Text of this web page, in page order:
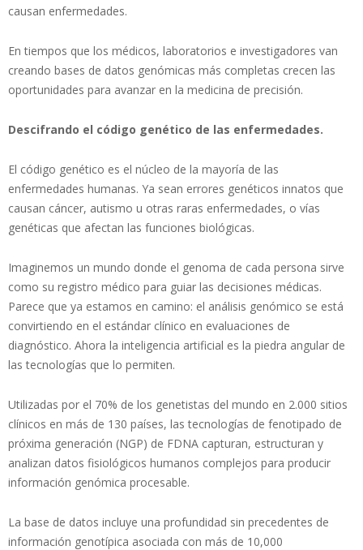
causan enfermedades.
En tiempos que los médicos, laboratorios e investigadores van
creando bases de datos genómicas más completas crecen las
oportunidades para avanzar en la medicina de precisión.
Descifrando el código genético de las enfermedades.
El código genético es el núcleo de la mayoría de las
enfermedades humanas. Ya sean errores genéticos innatos que
causan cáncer, autismo u otras raras enfermedades, o vías
genéticas que afectan las funciones biológicas.
Imaginemos un mundo donde el genoma de cada persona sirve
como su registro médico para guiar las decisiones médicas.
Parece que ya estamos en camino: el análisis genómico se está
convirtiendo en el estándar clínico en evaluaciones de
diagnóstico. Ahora la inteligencia artificial es la piedra angular de
las tecnologías que lo permiten.
Utilizadas por el 70% de los genetistas del mundo en 2.000 sitios
clínicos en más de 130 países, las tecnologías de fenotipado de
próxima generación (NGP) de FDNA capturan, estructuran y
analizan datos fisiológicos humanos complejos para producir
información genómica procesable.
La base de datos incluye una profundidad sin precedentes de
información genotípica asociada con más de 10,000